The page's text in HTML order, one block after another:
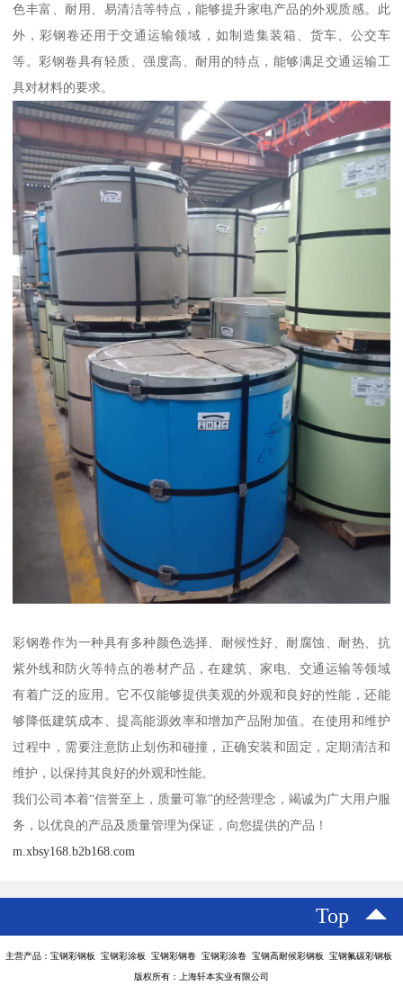
色丰富、耐用、易清洁等特点，能够提升家电产品的外观质感。此
外，彩钢卷还用于交通运输领域，如制造集装箱、货车、公交车
等。彩钢卷具有轻质、强度高、耐用的特点，能够满足交通运输工
具对材料的要求。
彩钢卷作为一种具有多种颜色选择、耐候性好、耐腐蚀、耐热、抗
紫外线和防火等特点的卷材产品，在建筑、家电、交通运输等领域
有着广泛的应用。它不仅能够提供美观的外观和良好的性能，还能
够降低建筑成本、提高能源效率和增加产品附加值。在使用和维护
过程中，需要注意防止划伤和碰撞，正确安装和固定，定期清洁和
维护，以保持其良好的外观和性能。
我们公司本着“信誉至上，质量可靠”的经营理念，竭诚为广大用户服
务，以优良的产品及质量管理为保证，向您提供的产品！
m.xbsy168.b2b168.com
Top
主营产品：宝钢彩钢板 宝钢彩涂板 宝钢彩钢卷 宝钢彩涂卷 宝钢高耐候彩钢板 宝钢氟碳彩钢板
版权所有：上海轩本实业有限公司